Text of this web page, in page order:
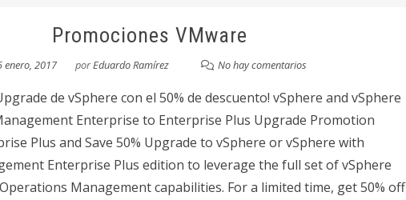
Promociones VMware
enero, 2017 porEduardo Ramírez No hay comentarios
de vSphere con el 50% de descuento! vSphere and vSphere
Enterprise to Enterprise Plus Upgrade Promotion
Plus and Save 50% Upgrade to vSphere or vSphere with
Enterprise Plus edition to leverage the full set of vSphere
Management capabilities. For a limited time, get 50% off